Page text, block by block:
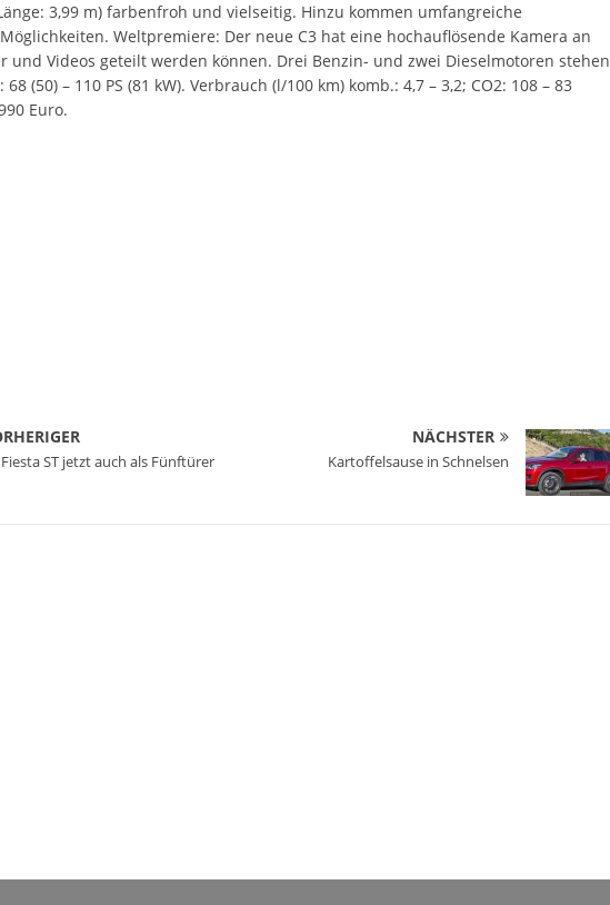
3,99 m) farbenfroh und vielseitig. Hinzu kommen umfangreiche
Weltpremiere: Der neue C3 hat eine hochauflösende Kamera an
und Videos geteilt werden können. Drei Benzin- und zwei Dieselmotoren stehen
(50) – 110 PS (81 kW). Verbrauch (l/100 km) komb.: 4,7 – 3,2; CO2: 108 – 83
Euro.
ST jetzt auch als Fünftürer
NÄCHSTER
Kartoffelsause in Schnelsen